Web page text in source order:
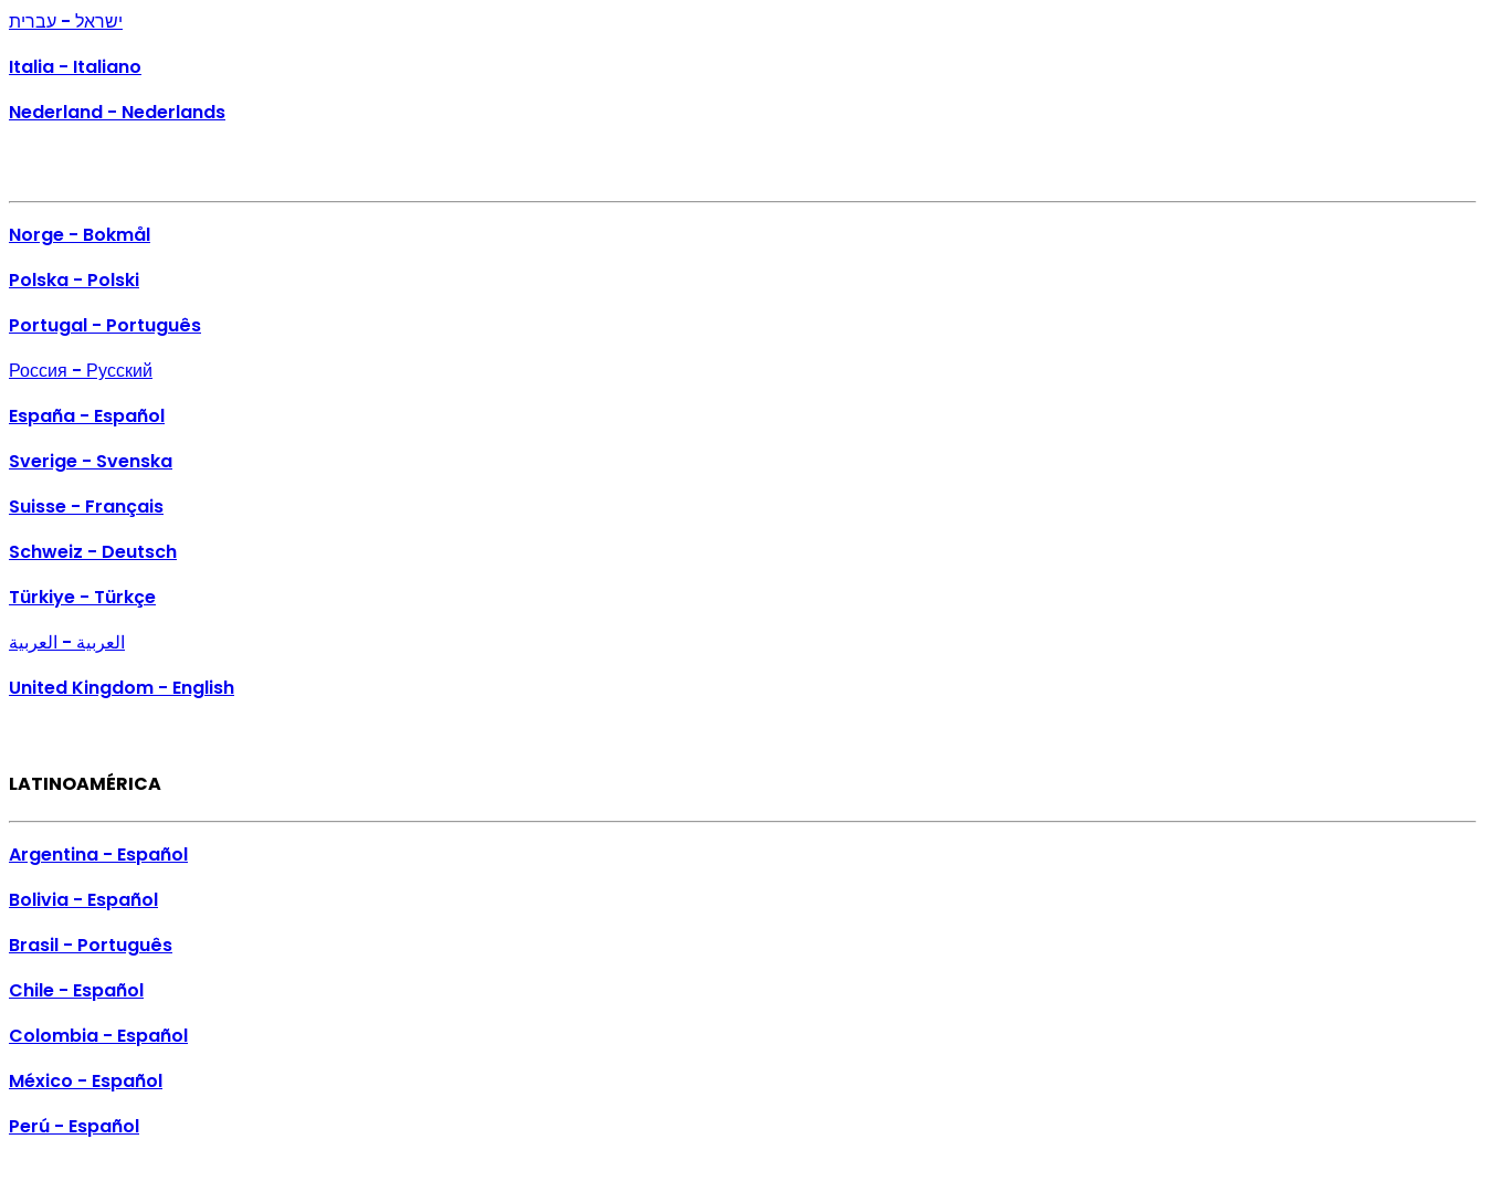
ישראל - עברית
Italia - Italiano
Nederland - Nederlands
Norge - Bokmål
Polska - Polski
Portugal - Português
Россия - Русский
España - Español
Sverige - Svenska
Suisse - Français
Schweiz - Deutsch
Türkiye - Türkçe
العربية - العربية
United Kingdom - English
LATINOAMÉRICA
Argentina - Español
Bolivia - Español
Brasil - Português
Chile - Español
Colombia - Español
México - Español
Perú - Español